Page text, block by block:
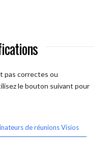
pas correctes ou
le bouton suivant pour
de réunions Visios